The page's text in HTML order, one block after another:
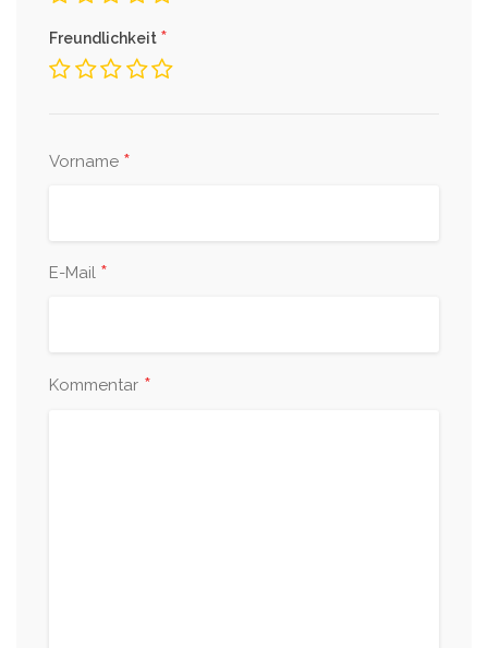
Freundlichkeit *
Vorname *
E-Mail *
Kommentar *